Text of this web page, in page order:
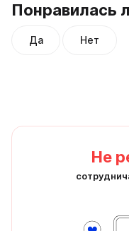
Понравилась
Да Нет
Не